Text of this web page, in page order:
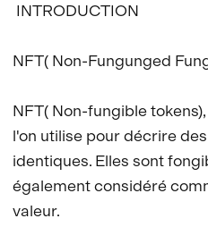
INTRODUCTION
NFT( Non-Fungunged
NFT( Non-fungible
l'on utilise pour décrire
identiques. Elles sont
également considéré
valeur.